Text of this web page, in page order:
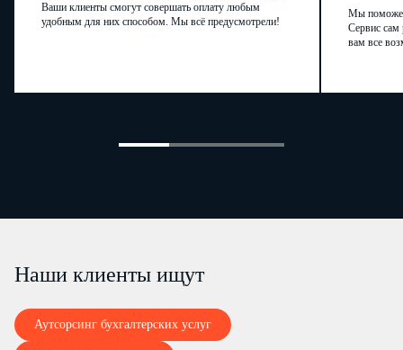
Ваши клиенты смогут совершать оплату любым
удобным для них способом. Мы всё предусмотрели!
Мы
Сервис сам
вам все
Наши клиенты ищут
Аутсорсинг бухгалтерских услуг